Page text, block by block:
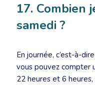
17. Combien
samedi ?
En journée, c’est-à-
vous pouvez compter
22 heures et 6